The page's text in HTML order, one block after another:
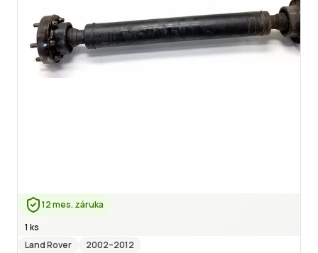
12 mes. záruka
1 ks
Land Rover
2002–2012